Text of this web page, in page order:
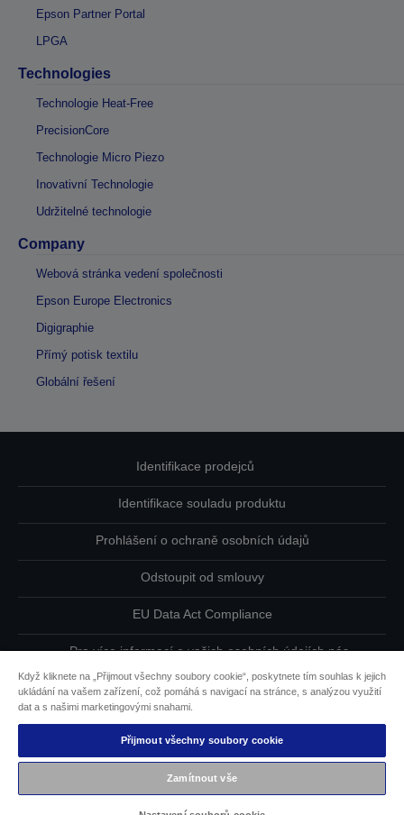
Epson Partner Portal
LPGA
Technologies
Technologie Heat-Free
PrecisionCore
Technologie Micro Piezo
Inovativní Technologie
Udržitelné technologie
Company
Webová stránka vedení společnosti
Epson Europe Electronics
Digigraphie
Přímý potisk textilu
Globální řešení
Identifikace prodejců
Identifikace souladu produktu
Prohlášení o ochraně osobních údajů
Odstoupit od smlouvy
EU Data Act Compliance
Pro více informací o vašich osobních údajích nás
Informace o souborech cookie
Závazek usnadnění přístupu společnosti Epson
Copyright © 2026 Seiko Epson
Když kliknete na „Přijmout všechny soubory cookie“, poskytnete tím souhlas k jejich
ukládání na vašem zařízení, což pomáhá s navigací na stránce, s analýzou využití
dat a s našimi marketingovými snahami.
Přijmout všechny soubory cookie
Zamítnout vše